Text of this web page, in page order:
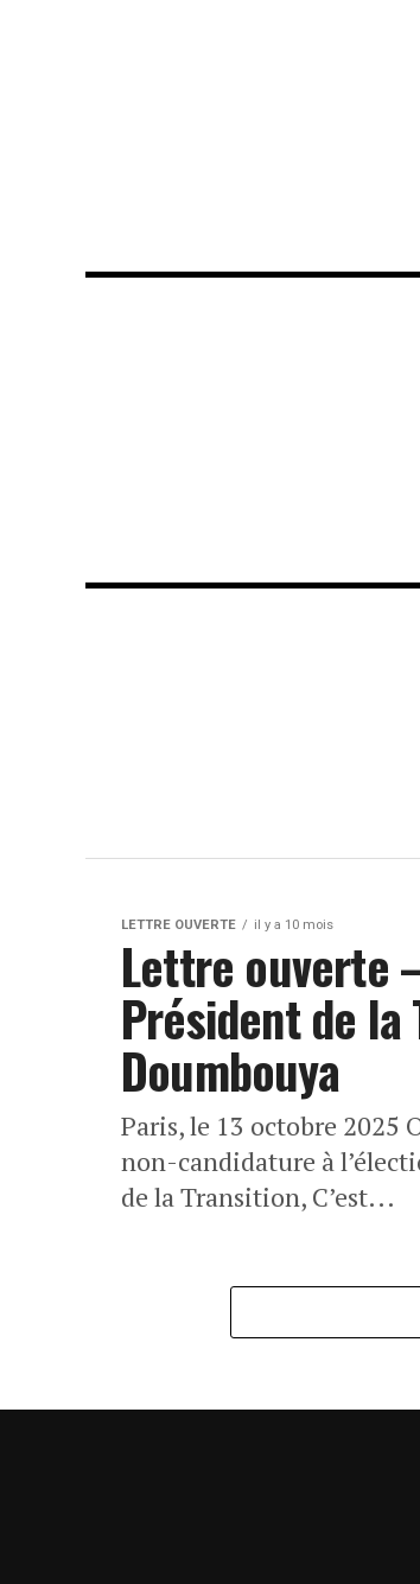
LETTRE OUVERTE il y a 10 mois
Lettre ouverte
Président de la
Doumbouya
Paris, le 13 octobre 2025
non-candidature à
de la Transition, C’est...